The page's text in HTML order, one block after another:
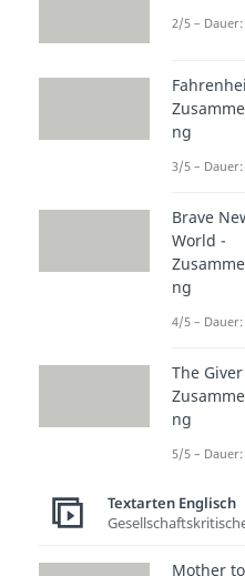
Der
USA.
und
einer
2/5 – Dauer:
ng
3/5 – Dauer:
Brave
World -
ng
4/5 – Dauer:
The
ng
5/5 – Dauer:
Textarten Englisch
Mother to